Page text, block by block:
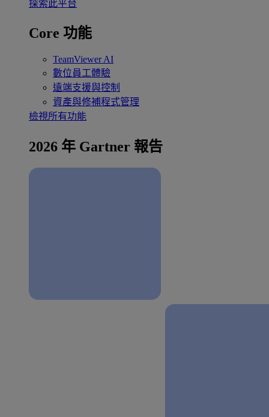
探索此平台
Core 功能
TeamViewer AI
數位員工體驗
遠端支援與控制
資產與修補程式管理
檢視所有功能
2026 年 Gartner 報告